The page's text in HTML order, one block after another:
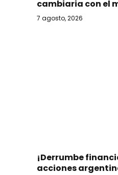
cambiaria con el
7 agosto, 2026
¡Derrumbe
acciones